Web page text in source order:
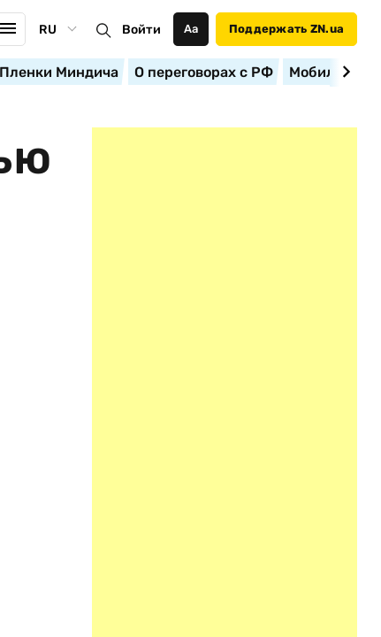
RU Войти Аа Поддержать ZN.ua
Пленки Миндича О переговорах с РФ